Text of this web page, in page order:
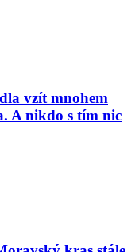
vzít mnohem
A nikdo s tím nic